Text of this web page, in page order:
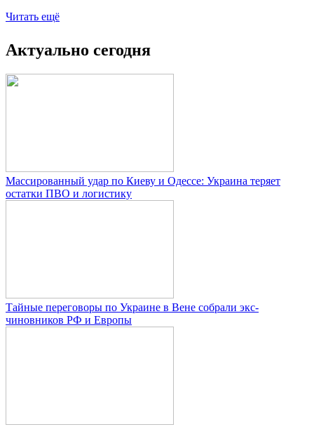
Читать ещё
Актуально сегодня
Массированный удар по Киеву и Одессе: Украина теряет
остатки ПВО и логистику
Тайные переговоры по Украине в Вене собрали экс-
чиновников РФ и Европы